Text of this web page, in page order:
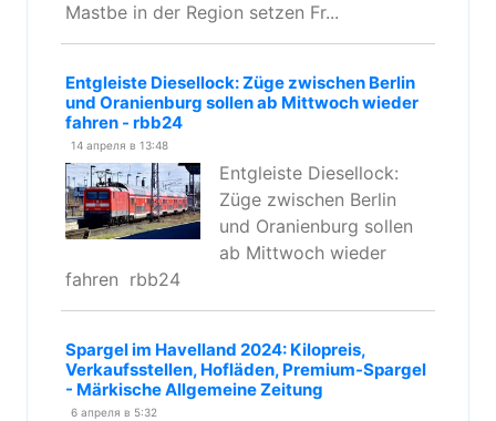
Mastbe in der Region setzen Fr...
Entgleiste Diesellock: Züge zwischen Berlin
und Oranienburg sollen ab Mittwoch wieder
fahren - rbb24
14 апреля в 13:48
Entgleiste Diesellock:
Züge zwischen Berlin
und Oranienburg sollen
ab Mittwoch wieder
fahren rbb24
Spargel im Havelland 2024: Kilopreis,
Verkaufsstellen, Hofläden, Premium-Spargel
- Märkische Allgemeine Zeitung
6 апреля в 5:32